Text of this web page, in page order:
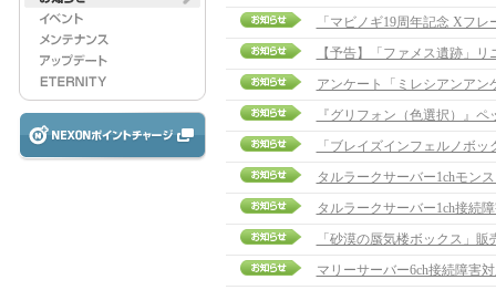
「マビノギ19周年記念 Xフ
【予告】「ファメス遺跡」
アンケート「ミレシアンアン
『グリフォン（色選択）』
「ブレイズインフェルノボ
タルラークサーバー1chモン
タルラークサーバー1ch接続
「砂漠の蜃気楼ボックス」
マリーサーバー6ch接続障害